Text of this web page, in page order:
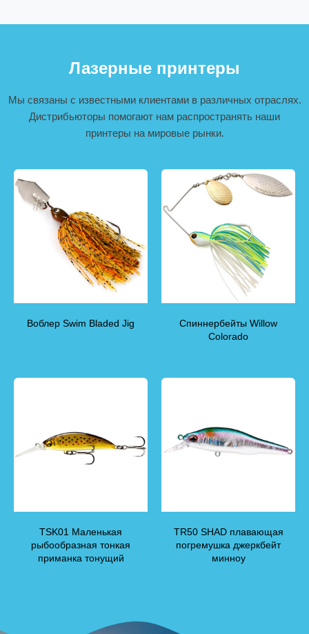
Лазерные принтеры
Мы связаны с известными клиентами в различных отраслях.
Дистрибьюторы помогают нам распространять наши
принтеры на мировые рынки.
Воблер Swim Bladed Jig
Спиннербейты Willow
Colorado
TSK01 Маленькая
рыбообразная тонкая
приманка тонущий
TR50 SHAD плавающая
погремушка джеркбейт
минноу